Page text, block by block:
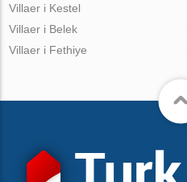
Villaer i Kestel
Villaer i Belek
Villaer i Fethiye